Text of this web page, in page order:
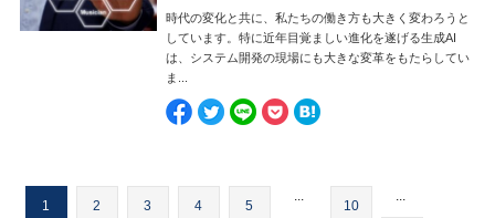
時代の変化と共に、私たちの働き方も大きく変わろうと
しています。特に近年目覚ましい進化を遂げる生成AI
は、システム開発の現場にも大きな変革をもたらしてい
ま...
1 2 3 4 5
...
10
...